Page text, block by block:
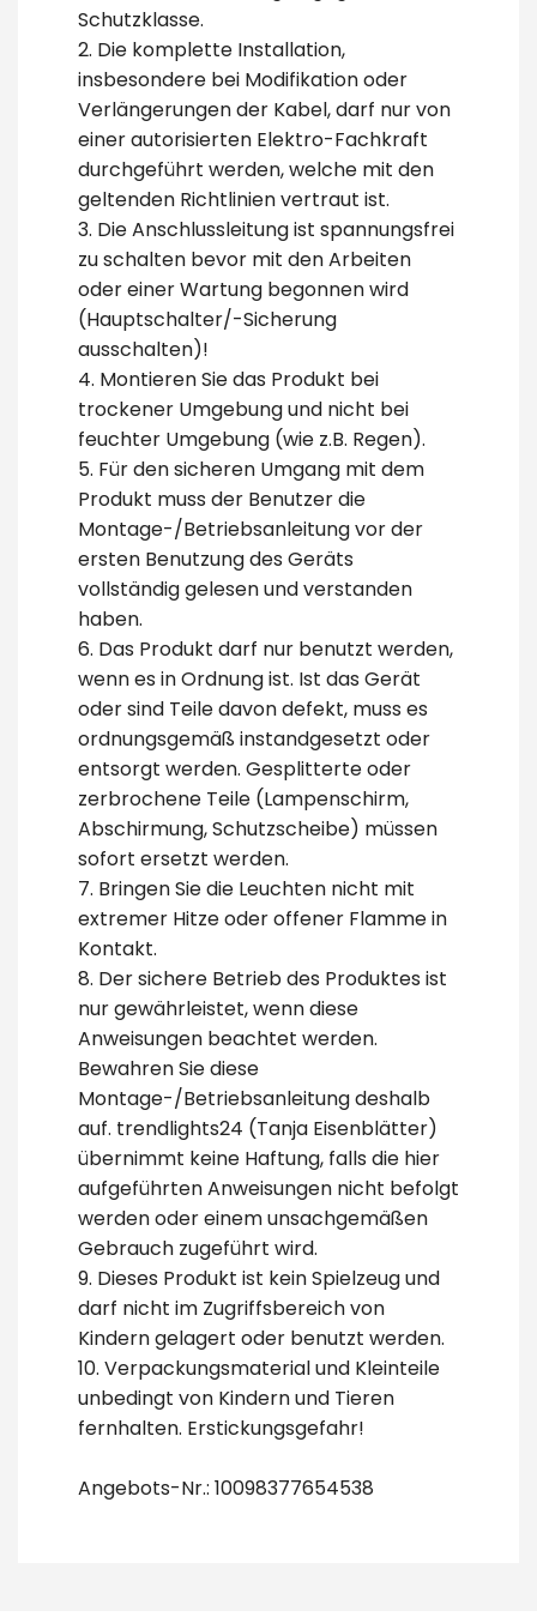
Schutzklasse.
2. Die komplette Installation,
insbesondere bei Modifikation oder
Verlängerungen der Kabel, darf nur von
einer autorisierten Elektro-Fachkraft
durchgeführt werden, welche mit den
geltenden Richtlinien vertraut ist.
3. Die Anschlussleitung ist spannungsfrei
zu schalten bevor mit den Arbeiten
oder einer Wartung begonnen wird
(Hauptschalter/-Sicherung
ausschalten)!
4. Montieren Sie das Produkt bei
trockener Umgebung und nicht bei
feuchter Umgebung (wie z.B. Regen).
5. Für den sicheren Umgang mit dem
Produkt muss der Benutzer die
Montage-/Betriebsanleitung vor der
ersten Benutzung des Geräts
vollständig gelesen und verstanden
haben.
6. Das Produkt darf nur benutzt werden,
wenn es in Ordnung ist. Ist das Gerät
oder sind Teile davon defekt, muss es
ordnungsgemäß instandgesetzt oder
entsorgt werden. Gesplitterte oder
zerbrochene Teile (Lampenschirm,
Abschirmung, Schutzscheibe) müssen
sofort ersetzt werden.
7. Bringen Sie die Leuchten nicht mit
extremer Hitze oder offener Flamme in
Kontakt.
8. Der sichere Betrieb des Produktes ist
nur gewährleistet, wenn diese
Anweisungen beachtet werden.
Bewahren Sie diese
Montage-/Betriebsanleitung deshalb
auf. trendlights24 (Tanja Eisenblätter)
übernimmt keine Haftung, falls die hier
aufgeführten Anweisungen nicht befolgt
werden oder einem unsachgemäßen
Gebrauch zugeführt wird.
9. Dieses Produkt ist kein Spielzeug und
darf nicht im Zugriffsbereich von
Kindern gelagert oder benutzt werden.
10. Verpackungsmaterial und Kleinteile
unbedingt von Kindern und Tieren
fernhalten. Erstickungsgefahr!
Angebots-Nr.: 10098377654538